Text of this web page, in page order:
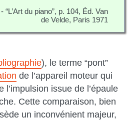
du piano”, p. 104, Éd. Van
de Velde, Paris 1971
), le terme “pont”
de l’appareil moteur qui
l’impulsion issue de l’épaule
Cette comparaison, bien
un inconvénient majeur,